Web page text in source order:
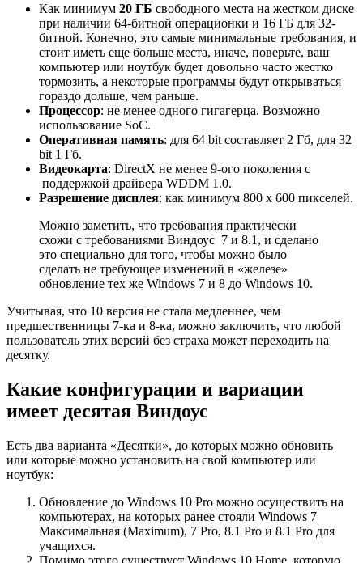
Как минимум 20 ГБ свободного места на жестком диске
при наличии 64-битной операционки и 16 ГБ для 32-
битной. Конечно, это самые минимальные требования, и
стоит иметь еще больше места, иначе, поверьте, ваш
компьютер или ноутбук будет довольно часто жестко
тормозить, а некоторые программы будут открываться
гораздо дольше, чем раньше.
Процессор: не менее одного гигагерца. Возможно
использование SoC.
Оперативная память: для 64 bit составляет 2 Гб, для 32
bit 1 Гб.
Видеокарта: DirectX не менее 9-ого поколения с
поддержкой драйвера WDDM 1.0.
Разрешение дисплея: как минимум 800 x 600 пикселей.
Можно заметить, что требования практически
схожи с требованиями Виндоус 7 и 8.1, и сделано
это специально для того, чтобы можно было
сделать не требующее изменений в «железе»
обновление тех же Windows 7 и 8 до Windows 10.
Учитывая, что 10 версия не стала медленнее, чем
предшественницы 7-ка и 8-ка, можно заключить, что любой
пользователь этих версий без страха может переходить на
десятку.
Какие конфигурации и вариации
имеет десятая Виндоус
Есть два варианта «Десятки», до которых можно обновить
или которые можно установить на свой компьютер или
ноутбук:
Обновление до Windows 10 Pro можно осуществить на
компьютерах, на которых ранее стояли Windows 7
Максимальная (Maximum), 7 Pro, 8.1 Pro и 8.1 Pro для
учащихся.
Помимо этого существует Windows 10 Home, которую